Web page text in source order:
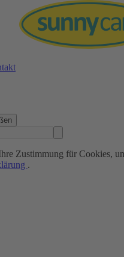
Zustimmung für Cookies,
.